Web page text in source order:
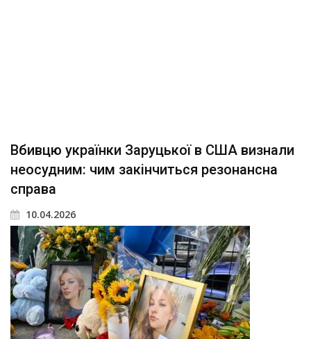
Вбивцю українки Заруцької в США визнали
неосудним: чим закінчиться резонансна
справа
10.04.2026